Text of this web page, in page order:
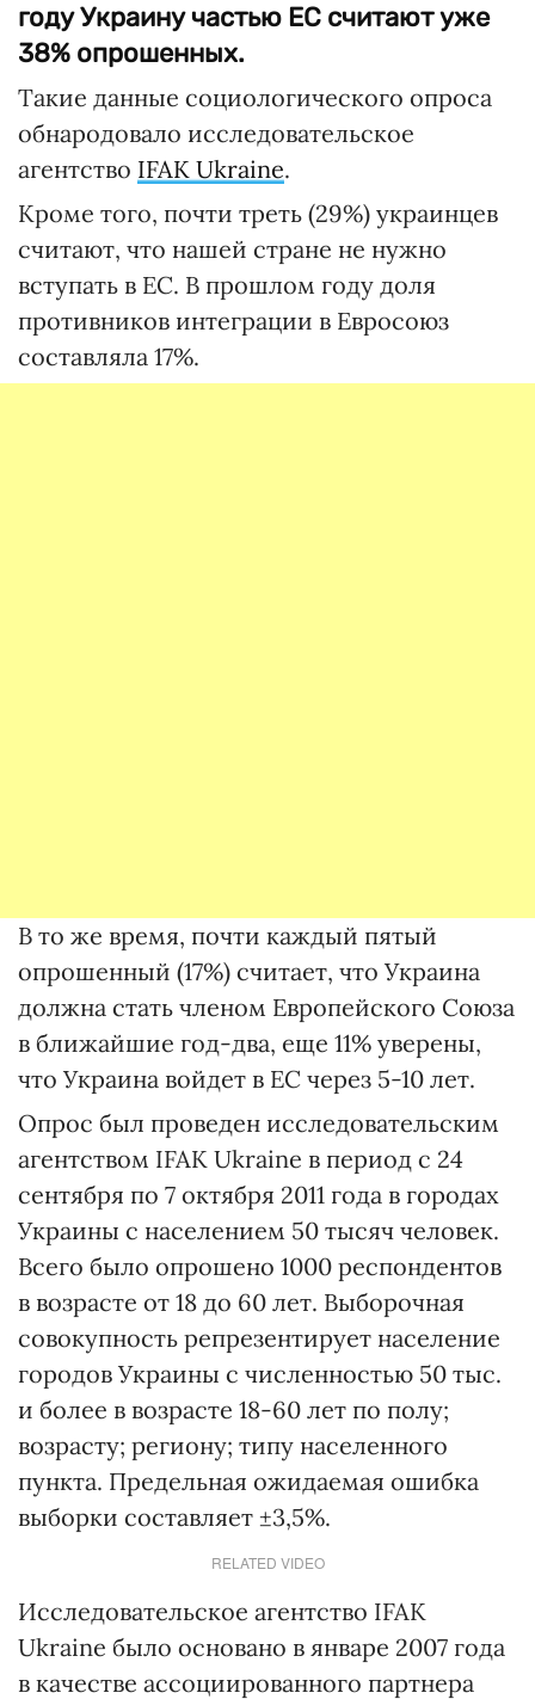
году Украину частью ЕС считают уже
38% опрошенных.
Такие данные социологического опроса
обнародовало исследовательское
агентство IFAK Ukraine.
Кроме того, почти треть (29%) украинцев
считают, что нашей стране не нужно
вступать в ЕС. В прошлом году доля
противников интеграции в Евросоюз
составляла 17%.
В то же время, почти каждый пятый
опрошенный (17%) считает, что Украина
должна стать членом Европейского Союза
в ближайшие год-два, еще 11% уверены,
что Украина войдет в ЕС через 5-10 лет.
Опрос был проведен исследовательским
агентством IFAK Ukraine в период с 24
сентября по 7 октября 2011 года в городах
Украины с населением 50 тысяч человек.
Всего было опрошено 1000 респондентов
в возрасте от 18 до 60 лет. Выборочная
совокупность репрезентирует население
городов Украины с численностью 50 тыс.
и более в возрасте 18-60 лет по полу;
возрасту; региону; типу населенного
пункта. Предельная ожидаемая ошибка
выборки составляет ±3,5%.
RELATED VIDEO
Исследовательское агентство IFAK
Ukraine было основано в январе 2007 года
в качестве ассоциированного партнера